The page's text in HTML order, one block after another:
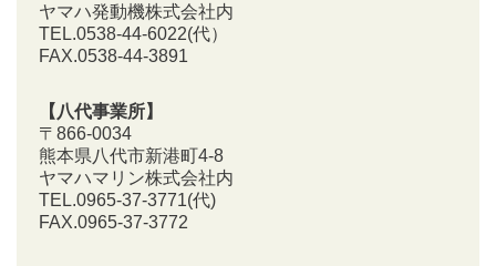
ヤマハ発動機株式会社内
TEL.0538-44-6022(代）
FAX.0538-44-3891
【八代事業所】
〒866-0034
熊本県八代市新港町4-8
ヤマハマリン株式会社内
TEL.0965-37-3771(代)
FAX.0965-37-3772